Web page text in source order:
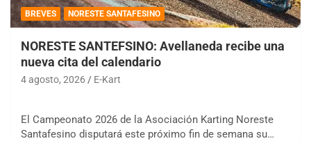
BREVES NORESTE SANTAFESINO
NORESTE SANTEFSINO: Avellaneda recibe una
nueva cita del calendario
4 agosto, 2026 E-Kart
El Campeonato 2026 de la Asociación Karting Noreste
Santafesino disputará este próximo fin de semana su…